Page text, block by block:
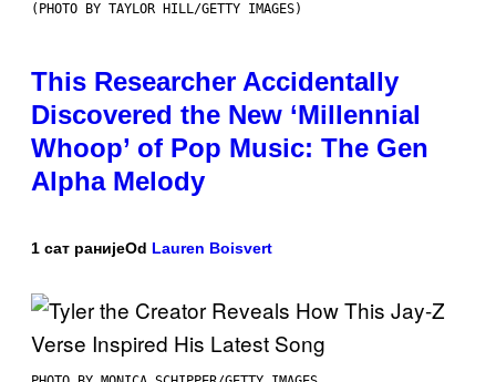
(PHOTO BY TAYLOR HILL/GETTY IMAGES)
This Researcher Accidentally
Discovered the New ‘Millennial
Whoop’ of Pop Music: The Gen
Alpha Melody
1 сат ранијеOd Lauren Boisvert